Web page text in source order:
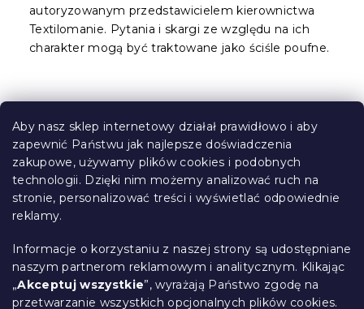
Aby nasz sklep internetowy działał prawidłowo i aby
zapewnić Państwu jak najlepsze doświadczenia
zakupowe, używamy plików cookies i podobnych
technologii. Dzięki nim możemy analizować ruch na
stronie, personalizować treści i wyświetlać odpowiednie
reklamy.
Informacje o korzystaniu z naszej strony są udostępniane
naszym partnerom reklamowym i analitycznym. Klikając
„Akceptuj wszystkie”, wyrażają Państwo zgodę na
przetwarzanie wszystkich opcjonalnych plików cookies.
autoryzowanym przedstawicielem kierownictwa
Textilomanie. Pytania i skargi ze względu na ich
charakter mogą być traktowane jako ściśle poufne.
S
Informacje dla Ciebie
Śledzenie zamówienia
Opcje dostawy
Metody płatności
Reklamacje i zwroty towarów
Kontakt
Regulamin
Ochrona danych osobowych